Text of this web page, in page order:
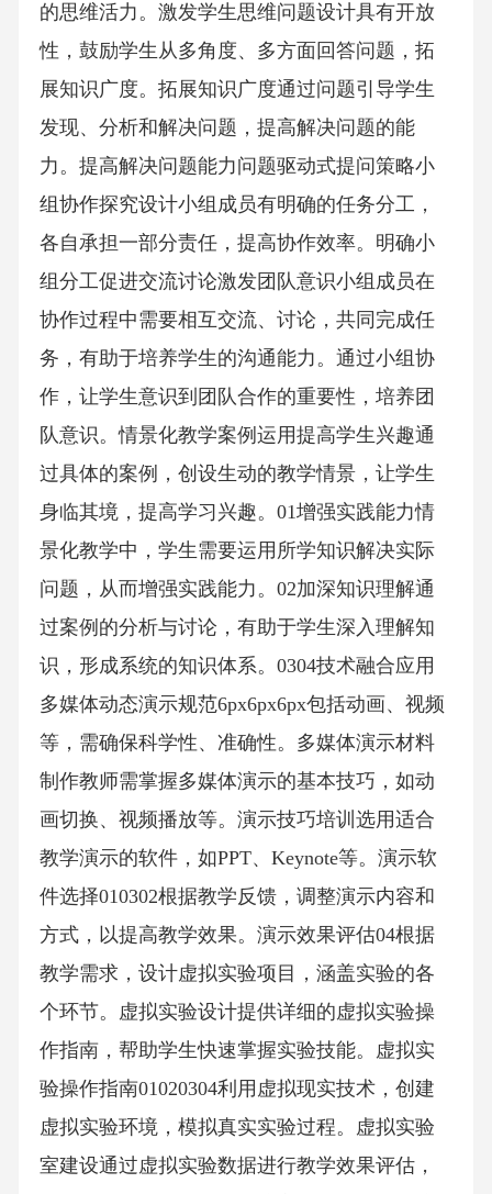
的思维活力。激发学生思维问题设计具有开放
性，鼓励学生从多角度、多方面回答问题，拓
展知识广度。拓展知识广度通过问题引导学生
发现、分析和解决问题，提高解决问题的能
力。提高解决问题能力问题驱动式提问策略小
组协作探究设计小组成员有明确的任务分工，
各自承担一部分责任，提高协作效率。明确小
组分工促进交流讨论激发团队意识小组成员在
协作过程中需要相互交流、讨论，共同完成任
务，有助于培养学生的沟通能力。通过小组协
作，让学生意识到团队合作的重要性，培养团
队意识。情景化教学案例运用提高学生兴趣通
过具体的案例，创设生动的教学情景，让学生
身临其境，提高学习兴趣。01增强实践能力情
景化教学中，学生需要运用所学知识解决实际
问题，从而增强实践能力。02加深知识理解通
过案例的分析与讨论，有助于学生深入理解知
识，形成系统的知识体系。0304技术融合应用
多媒体动态演示规范6px6px6px包括动画、视频
等，需确保科学性、准确性。多媒体演示材料
制作教师需掌握多媒体演示的基本技巧，如动
画切换、视频播放等。演示技巧培训选用适合
教学演示的软件，如PPT、Keynote等。演示软
件选择010302根据教学反馈，调整演示内容和
方式，以提高教学效果。演示效果评估04根据
教学需求，设计虚拟实验项目，涵盖实验的各
个环节。虚拟实验设计提供详细的虚拟实验操
作指南，帮助学生快速掌握实验技能。虚拟实
验操作指南01020304利用虚拟现实技术，创建
虚拟实验环境，模拟真实实验过程。虚拟实验
室建设通过虚拟实验数据进行教学效果评估，